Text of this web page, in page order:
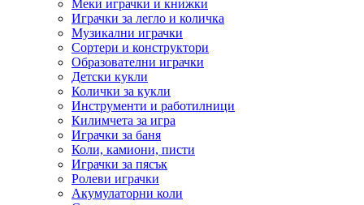
Меки играчки и книжки
Играчки за легло и количка
Музикални играчки
Сортери и конструктори
Образователни играчки
Детски кукли
Колички за кукли
Инструменти и работилници
Килимчета за игра
Играчки за баня
Коли, камиони, писти
Играчки за пясък
Ролеви играчки
Акумулаторни коли